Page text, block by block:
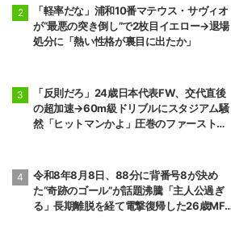
「軽率だな」浦和10番マテウス・サヴィオ
が“最悪の突き倒し”で2枚目イエロー→退場
処分に「熱い性格が裏目に出たか」
「反則だろ」24歳日本代表FW、交代直後
の超加速→60m級ドリブルにスタジアム騒
然「ヒットマンかよ」圧巻のファーストプ
令和8年8月8日、88分に背番号8が決め
た“奇跡のゴール”が話題沸騰「主人公過ぎ
る」長期離脱を経て電撃復帰した26歳MF